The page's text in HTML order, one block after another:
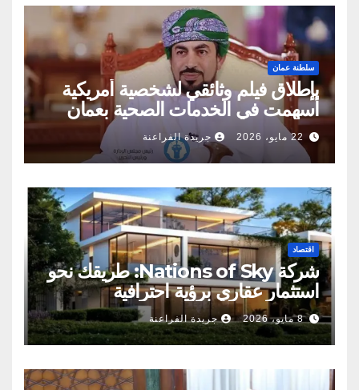
سلطنة عمان
بإطلاق فيلم وثائقي لشخصية أمريكية
أسهمت في الخدمات الصحية بعمان
22 مايو، 2026 جريدة الفراعنة
اقتصاد
شركة Nations of Sky: طريقك نحو
استثمار عقاري برؤية احترافية
8 مايو، 2026 جريدة الفراعنة